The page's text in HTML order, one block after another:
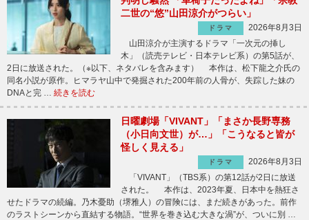
二世の“悠”山田涼介がつらい」
ドラマ
2026年8月3日
山田涼介が主演するドラマ「一次元の挿し
木」（読売テレビ・日本テレビ系）の第5話が、
2日に放送された。（※以下、ネタバレを含みます） 本作は、松下龍之介氏の
同名小説が原作。ヒマラヤ山中で発掘された200年前の人骨が、失踪した妹の
DNAと完 … 続きを読む
日曜劇場「VIVANT」「まさか長野専務
（小日向文世）が…」「こうなると皆が
怪しく見える」
ドラマ
2026年8月3日
「VIVANT」（TBS系）の第12話が2日に放送
された。 本作は、2023年夏、日本中を熱狂さ
せたドラマの続編。乃木憂助（堺雅人）の冒険には、まだ続きがあった。前作
のラストシーンから直結する物語。“世界を巻き込む大きな渦”が、ついに別 …